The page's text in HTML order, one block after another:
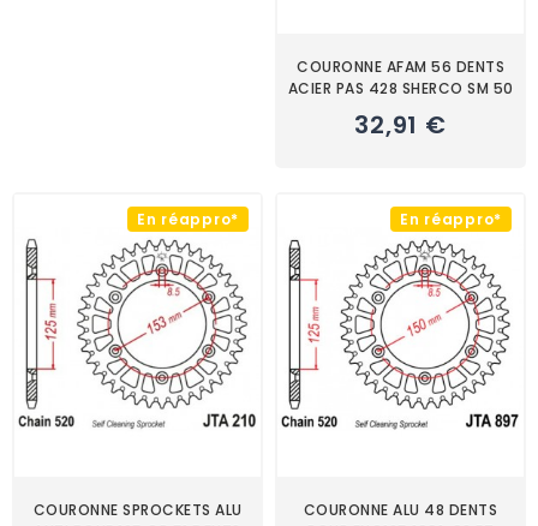
COURONNE AFAM 56 DENTS
ACIER PAS 428 SHERCO SM 50
32,91 €
En réappro*
COURONNE SPROCKETS ALU
En réappro*
COURONNE ALU 48 DENTS